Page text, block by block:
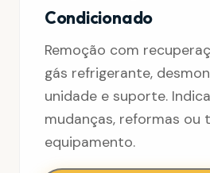
Condicionado
Remoção com
gás refrigerante,
unidade e suporte.
mudanças, reformas ou
equipamento.